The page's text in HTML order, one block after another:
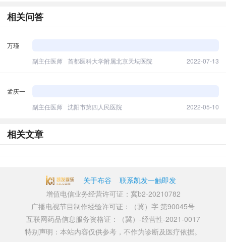
相关问答
万瑾
副主任医师 首都医科大学附属北京天坛医院 2022-07-13
孟庆一
副主任医师 沈阳市第四人民医院 2022-05-10
相关文章
关于布谷
联系凯发一触即发
增值电信业务经营许可证：冀b2-20210782
广播电视节目制作经验许可证：（冀）字 第90045号
互联网药品信息服务资格证：（冀）-经营性-2021-0017
特别声明：本站内容仅供参考，不作为诊断及医疗依据。